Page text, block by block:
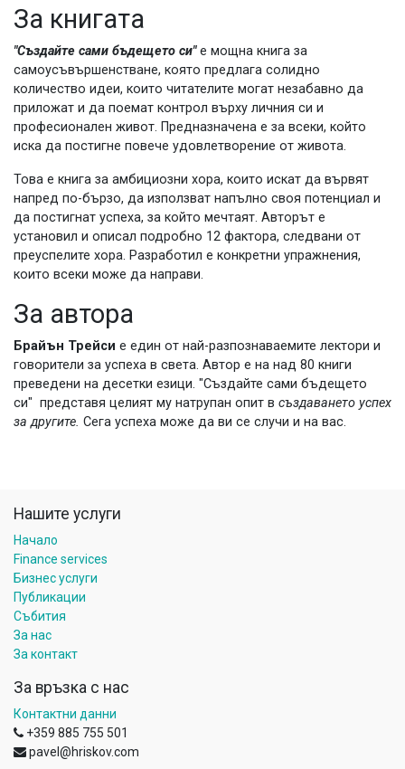
За книгата
"Създайте сами бъдещето си" е мощна книга за
самоусъвършенстване, която предлага солидно
количество идеи, които читателите могат незабавно да
приложат и да поемат контрол върху личния си и
професионален живот. Предназначена е за всеки, който
иска да постигне повече удовлетворение от живота.
Това е книга за амбициозни хора, които искат да вървят
напред по-бързо, да използват напълно своя потенциал и
да постигнат успеха, за който мечтаят. Авторът е
установил и описал подробно 12 фактора, следвани от
преуспелите хора. Разработил е конкретни упражнения,
които всеки може да направи.
За автора
Брайън Трейси е един от най-разпознаваемите лектори и
говорители за успеха в света. Автор е на над 80 книги
преведени на десетки езици. "Създайте сами бъдещето
си" представя целият му натрупан опит в създаването успех
за другите. Сега успеха може да ви се случи и на вас.
Нашите услуги
Начало
Finance services
Бизнес услуги
Публикации
Събития
За нас
За контакт
За връзка с нас
Контактни данни
+359 885 755 501
pavel@hriskov.com